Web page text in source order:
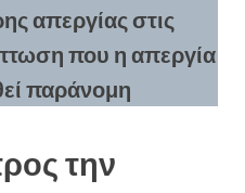
απεργίας στις
που η απεργία
παράνομη
την